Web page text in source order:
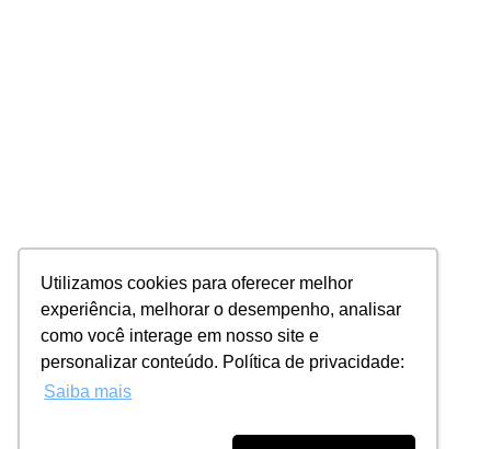
Utilizamos cookies para oferecer melhor
experiência, melhorar o desempenho, analisar
como você interage em nosso site e
personalizar conteúdo. Política de privacidade:
Saiba mais